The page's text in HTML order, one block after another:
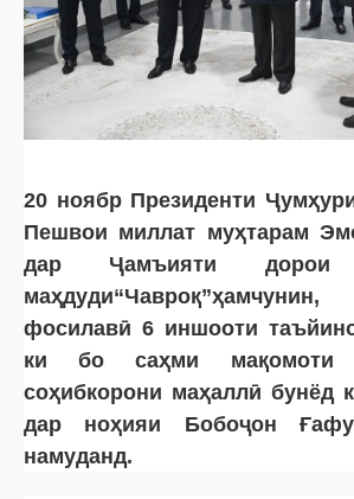
20 ноябр Президенти
Пешвои миллат муҳтарам
дар Ҷамъияти дорои
фосилавӣ 6 иншооти
ки бо саҳми мақомоти
соҳибкорони маҳаллӣ бунёд
дар ноҳияи Бобоҷон
намуданд.